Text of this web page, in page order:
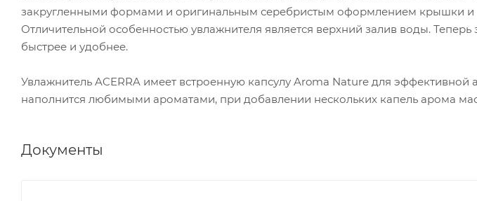
закругленными формами и оригинальным серебристым оформлением крышки и
Отличительной особенностью увлажнителя является верхний залив воды. Теперь
быстрее и удобнее.
Увлажнитель ACERRA имеет встроенную капсулу Aroma Nature для
наполнится любимыми ароматами, при добавлении нескольких капель арома
Документы